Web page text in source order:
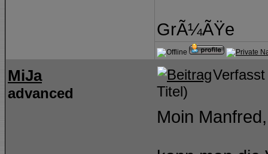
GrÃ¼ÃŸe
MiJa
advanced
Titel)
Moin Manfred,